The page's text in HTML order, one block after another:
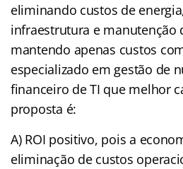
eliminando custos de
infraestrutura e manutenção
mantendo apenas custos
especializado em gestão de
financeiro de TI que melhor
proposta é:
A) ROI positivo, pois a
eliminação de custos